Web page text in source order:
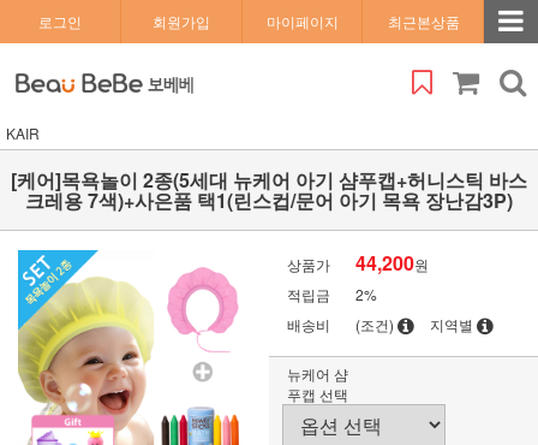
로그인 회원가입 마이페이지 최근본상품
KAIR
[케어]목욕놀이 2종(5세대 뉴케어 아기 샴푸캡+허니스틱 바스
크레용 7색)+사은품 택1(린스컵/문어 아기 목욕 장난감3P)
상품가 44,200원
적립금
2%
배송비
(조건) 지역별
뉴케어 샴
푸캡 선택